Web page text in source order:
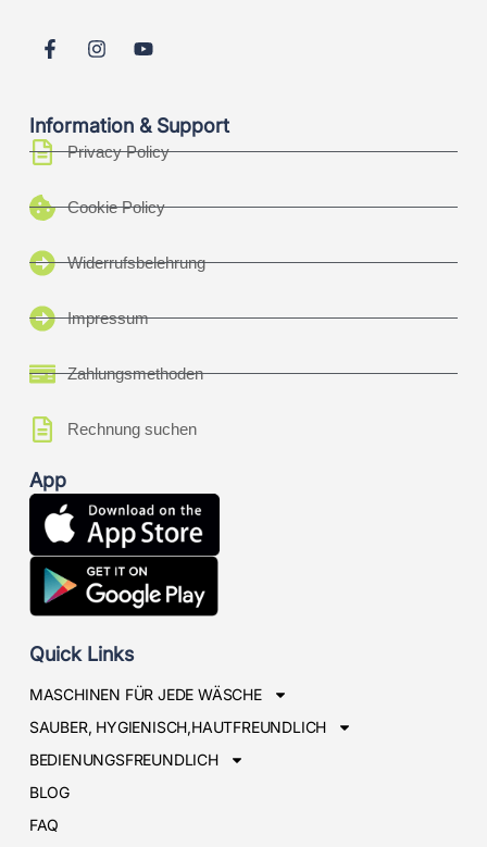
Information & Support
Privacy Policy
Cookie Policy
Widerrufsbelehrung
Impressum
Zahlungsmethoden
Rechnung suchen
App
Quick Links
MASCHINEN FÜR JEDE WÄSCHE
SAUBER, HYGIENISCH,HAUTFREUNDLICH
BEDIENUNGSFREUNDLICH
BLOG
FAQ